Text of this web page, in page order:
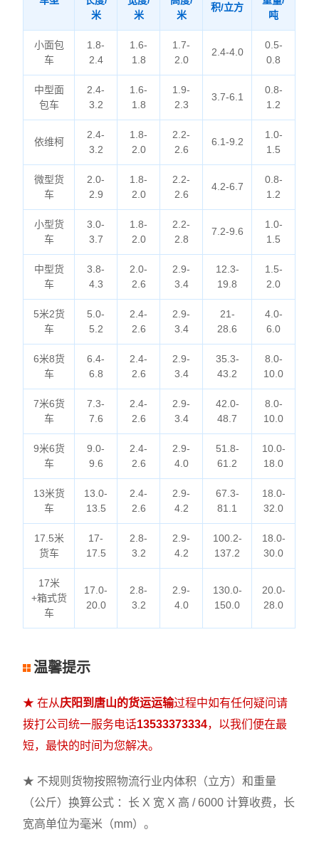
米
米
米
积/立方
吨
小面包
车
1.8-
2.4
1.6-
1.8
1.7-
2.0
2.4-4.0
0.5-
0.8
中型面
包车
2.4-
3.2
1.6-
1.8
1.9-
2.3
3.7-6.1
0.8-
1.2
依维柯
2.4-
3.2
1.8-
2.0
2.2-
2.6
6.1-9.2
1.0-
1.5
微型货
车
2.0-
2.9
1.8-
2.0
2.2-
2.6
4.2-6.7
0.8-
1.2
小型货
车
3.0-
3.7
1.8-
2.0
2.2-
2.8
7.2-9.6
1.0-
1.5
中型货
车
3.8-
4.3
2.0-
2.6
2.9-
3.4
12.3-
19.8
1.5-
2.0
5米2货
车
5.0-
5.2
2.4-
2.6
2.9-
3.4
21-
28.6
4.0-
6.0
6米8货
车
6.4-
6.8
2.4-
2.6
2.9-
3.4
35.3-
43.2
8.0-
10.0
7米6货
车
7.3-
7.6
2.4-
2.6
2.9-
3.4
42.0-
48.7
8.0-
10.0
9米6货
车
9.0-
9.6
2.4-
2.6
2.9-
4.0
51.8-
61.2
10.0-
18.0
13米货
车
13.0-
13.5
2.4-
2.6
2.9-
4.2
67.3-
81.1
18.0-
32.0
17.5米
货车
17-
17.5
2.8-
3.2
2.9-
4.2
100.2-
137.2
18.0-
30.0
17米
+箱式货
车
17.0-
20.0
2.8-
3.2
2.9-
4.0
130.0-
150.0
20.0-
28.0
温馨提示
★ 在从庆阳到唐山的货运运输过程中如有任何疑问请
拨打公司统一服务电话13533373334，以我们便在最
短，最快的时间为您解决。
★ 不规则货物按照物流行业内体积（立方）和重量
（公斤）换算公式 ：长 X 宽 X 高 / 6000 计算收费，长
宽高单位为毫米（mm）。